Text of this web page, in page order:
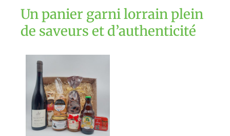
Un panier garni lorrain plein
de saveurs et d’authenticité